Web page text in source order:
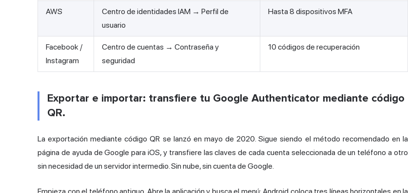
AWS
Centro de identidades IAM → Perfil de
usuario
Hasta 8 dispositivos MFA
Facebook /
Instagram
Centro de cuentas → Contraseña y
seguridad
10 códigos de recuperación
Exportar e importar: transfiere tu Google Authenticator mediante código
QR.
La exportación mediante código QR se lanzó en mayo de 2020. Sigue siendo el método recomendado en la
página de ayuda de Google para iOS, y transfiere las claves de cada cuenta seleccionada de un teléfono a otro
sin necesidad de un servidor intermedio. Sin nube, sin cuenta de Google.